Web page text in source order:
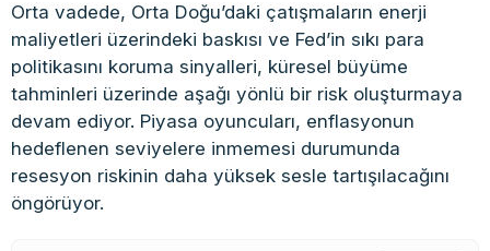
Orta vadede, Orta Doğu’daki çatışmaların enerji
maliyetleri üzerindeki baskısı ve Fed’in sıkı para
politikasını koruma sinyalleri, küresel büyüme
tahminleri üzerinde aşağı yönlü bir risk oluşturmaya
devam ediyor. Piyasa oyuncuları, enflasyonun
hedeflenen seviyelere inmemesi durumunda
resesyon riskinin daha yüksek sesle tartışılacağını
öngörüyor.